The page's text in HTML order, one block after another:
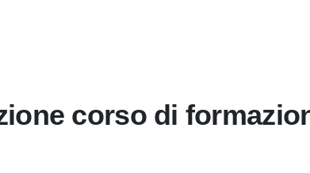
corso di